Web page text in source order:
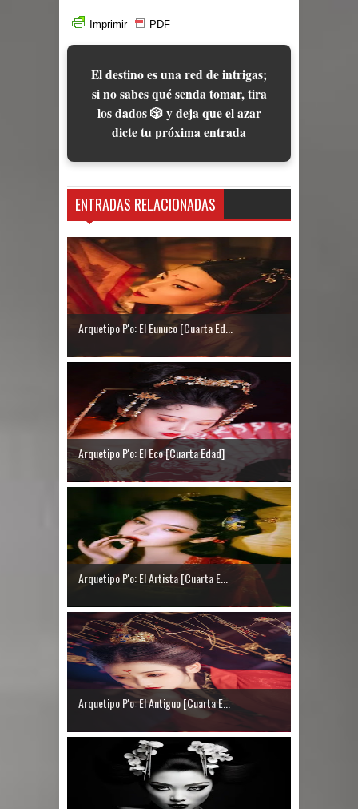
Imprimir PDF
El destino es una red de intrigas;
si no sabes qué senda tomar, tira
los dados 🎲 y deja que el azar
dicte tu próxima entrada
ENTRADAS RELACIONADAS
Arquetipo P'o: El Eunuco [Cuarta Ed...
Arquetipo P'o: El Eco [Cuarta Edad]
Arquetipo P'o: El Artista [Cuarta E...
Arquetipo P'o: El Antiguo [Cuarta E...